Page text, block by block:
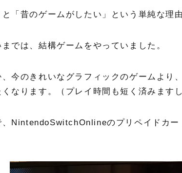
「昔のゲームがしたい」という単純な理由
では、結構ゲームをやっていました。
今のきれいなグラフィックのゲームより
なります。（プレイ時間も短く済みますし
、NintendoSwitchOnlineのプリペイドカ